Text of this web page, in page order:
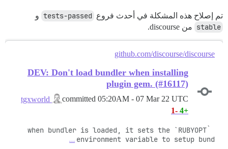
تم إصلاح هذه المشكلة في أحدث فروع tests-passed و
stable من discourse.
github.com/discourse/discourse
DEV: Don't load bundler when installing
plugin gem. (#16117)
committed 05:20AM - 07 Mar 22 UTC
+4
-1
when bundler is loaded, it sets the `RUBYOPT`
environment variable to setup bund
…